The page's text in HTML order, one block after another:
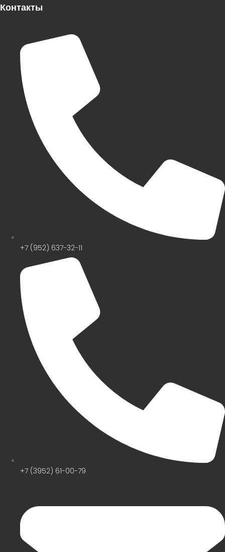
Контакты
+7 (952) 637-32-11
+7 (3952) 61-00-79